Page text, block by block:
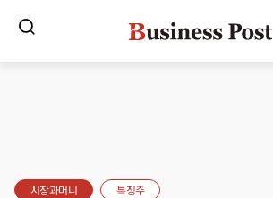
시장과머니 특징주